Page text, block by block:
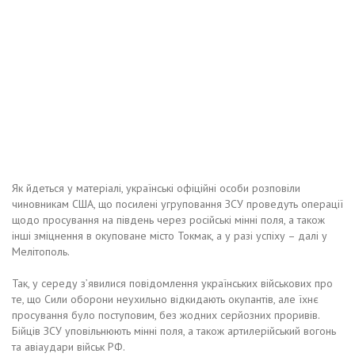
Як йдеться у матеріалі, українські офіційні особи розповіли
чиновникам США, що посилені угруповання ЗСУ проведуть операції
щодо просування на південь через російські мінні поля, а також
інші зміцнення в окуповане місто Токмак, а у разі успіху – далі у
Мелітополь.
Так, у середу з’явилися повідомлення українських військових про
те, що Сили оборони неухильно відкидають окупантів, але їхнє
просування було поступовим, без жодних серйозних проривів.
Бійців ЗСУ уповільнюють мінні поля, а також артилерійський вогонь
та авіаудари військ РФ.